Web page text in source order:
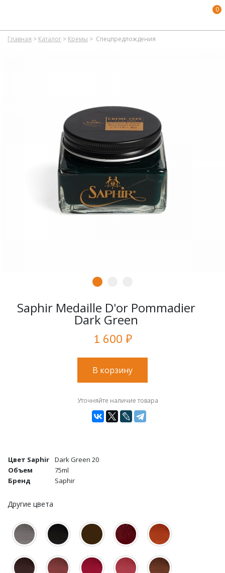
0
Главная > Каталог > Кремы > Спецпредлождения
Saphir Medaille D'or Pommadier
Dark Green
1 600 ₽
В корзину
Уточняйте наличие товара
Цвет Saphir
Dark Green 20
Объем
75ml
Бренд
Saphir
Другие цвета